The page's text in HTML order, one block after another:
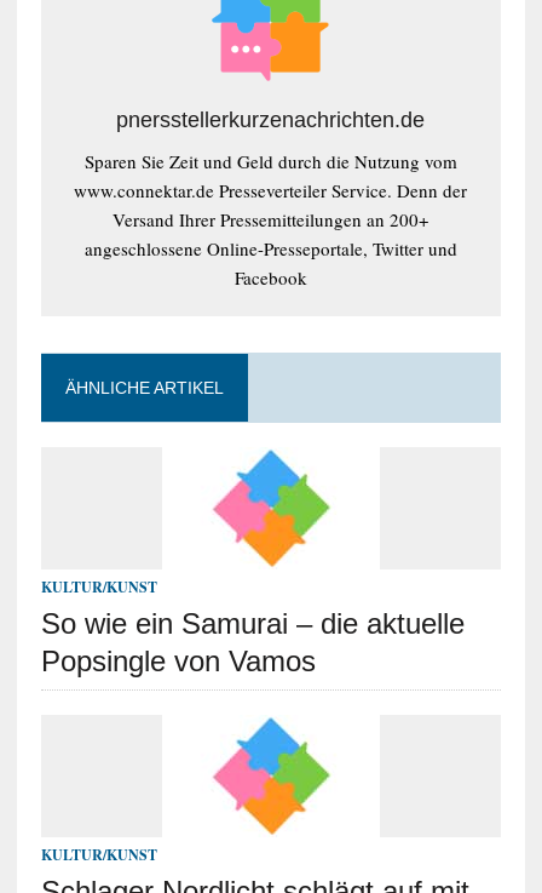
pnersstellerkurzenachrichten.de
Sparen Sie Zeit und Geld durch die Nutzung vom
www.connektar.de Presseverteiler Service. Denn der
Versand Ihrer Pressemitteilungen an 200+
angeschlossene Online-Presseportale, Twitter und
Facebook
ÄHNLICHE ARTIKEL
KULTUR/KUNST
So wie ein Samurai – die aktuelle
Popsingle von Vamos
KULTUR/KUNST